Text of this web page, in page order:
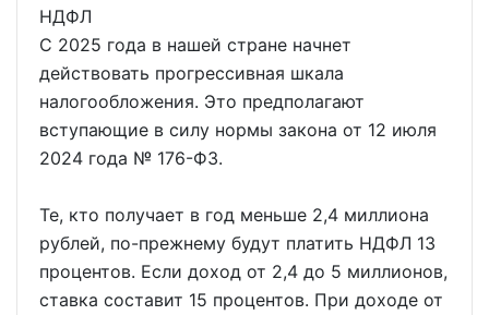
НДФЛ
С 2025 года в нашей стране начнет
действовать прогрессивная шкала
налогообложения. Это предполагают
вступающие в силу нормы закона от 12 июля
2024 года № 176-ФЗ.
Те, кто получает в год меньше 2,4 миллиона
рублей, по-прежнему будут платить НДФЛ 13
процентов. Если доход от 2,4 до 5 миллионов,
ставка составит 15 процентов. При доходе от